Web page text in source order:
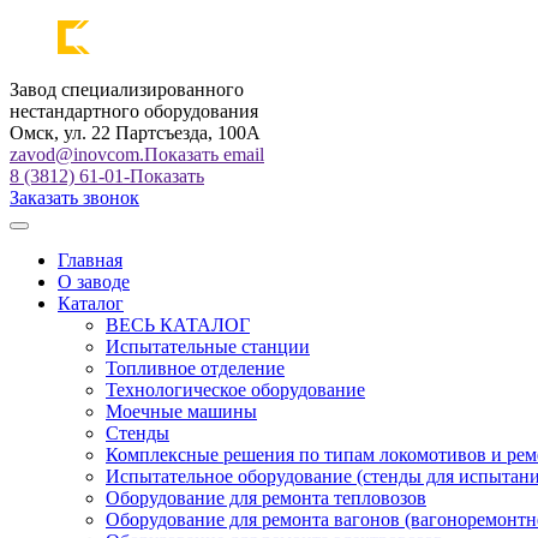
Завод специализированного
нестандартного оборудования
Омск, ул. 22 Партсъезда, 100А
zavod@inovcom.Показать email
8 (3812) 61-01-Показать
Заказать звонок
Главная
О заводе
Каталог
ВЕСЬ КАТАЛОГ
Испытательные станции
Топливное отделение
Технологическое оборудование
Моечные машины
Стенды
Комплексные решения по типам локомотивов и
Испытательное оборудование (стенды для
Оборудование для ремонта тепловозов
Оборудование для ремонта вагонов